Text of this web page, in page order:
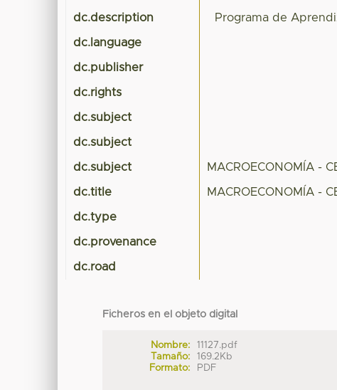
dc.description Programa de
dc.language
dc.publisher
dc.rights
dc.subject
dc.subject
dc.subject MACROECONOMÍA -
dc.title MACROECONOMÍA -
dc.type
dc.provenance
dc.road
Ficheros en el objeto digital
Nombre:
11127.pdf
Tamaño:
169.2Kb
Formato:
PDF